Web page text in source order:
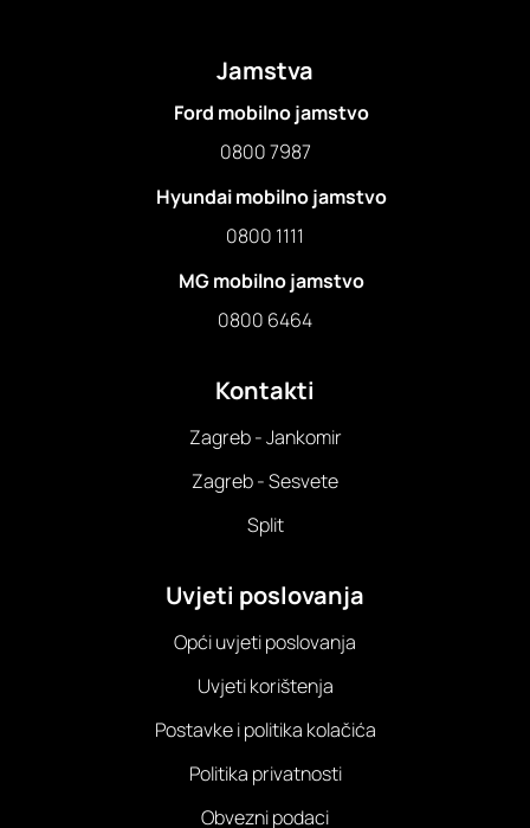
Jamstva
Ford mobilno jamstvo
0800 7987
Hyundai mobilno jamstvo
0800 1111
MG mobilno jamstvo
0800 6464
Kontakti
Zagreb - Jankomir
Zagreb - Sesvete
Split
Uvjeti poslovanja
Opći uvjeti poslovanja
Uvjeti korištenja
Postavke i politika kolačića
Politika privatnosti
Obvezni podaci